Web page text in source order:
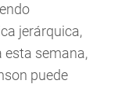
jerárquica,
esta semana,
puede